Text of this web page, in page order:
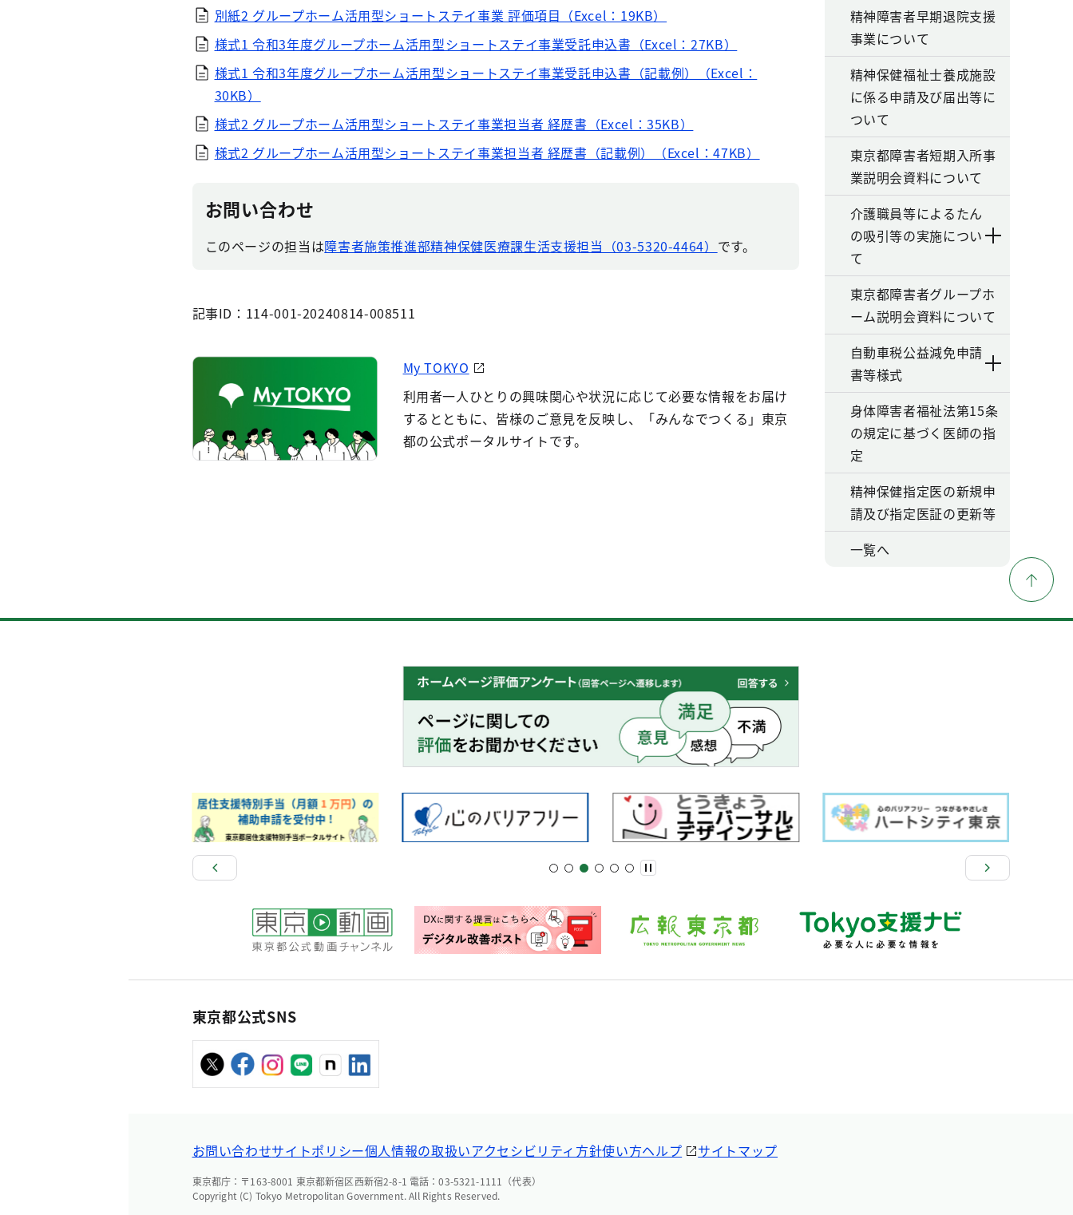
別紙2 グループホーム活用型ショートステイ事業 評価項目（Excel：19KB）
様式1 令和3年度グループホーム活用型ショートステイ事業受託申込書（Excel：27KB）
様式1 令和3年度グループホーム活用型ショートステイ事業受託申込書（記載例）（Excel：
30KB）
様式2 グループホーム活用型ショートステイ事業担当者 経歴書（Excel：35KB）
様式2 グループホーム活用型ショートステイ事業担当者 経歴書（記載例）（Excel：47KB）
お問い合わせ
このページの担当は障害者施策推進部精神保健医療課生活支援担当（03-5320-4464） です。
記事ID：114-001-20240814-008511
My TOKYO
利用者一人ひとりの興味関心や状況に応じて必要な情報をお届け
するとともに、皆様のご意見を反映し、「みんなでつくる」東京
都の公式ポータルサイトです。
精神障害者早期退院支援
事業について
精神保健福祉士養成施設
に係る申請及び届出等に
ついて
東京都障害者短期入所事
業説明会資料について
介護職員等によるたん
の吸引等の実施につい
て
東京都障害者グループホ
ーム説明会資料について
自動車税公益減免申請
書等様式
身体障害者福祉法第15条
の規定に基づく医師の指
定
精神保健指定医の新規申
請及び指定医証の更新等
一覧へ
東京都公式SNS
お問い合わせサイトポリシー個人情報の取扱いアクセシビリティ方針使い方ヘルプ サイトマップ
東京都庁：〒163-8001 東京都新宿区西新宿2-8-1 電話：03-5321-1111（代表）
Copyright (C) Tokyo Metropolitan Government. All Rights Reserved.